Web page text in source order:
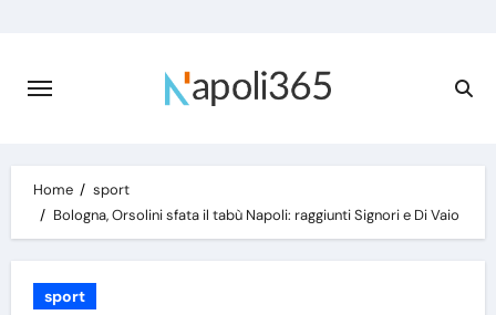
content
Home
sport
Bologna, Orsolini sfata il tabù Napoli: raggiunti Signori e Di Vaio
sport